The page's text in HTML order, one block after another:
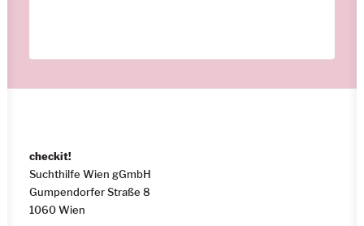
checkit!
Suchthilfe Wien gGmbH
Gumpendorfer Straße 8
1060 Wien